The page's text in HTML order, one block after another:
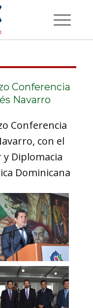
Conferencia
Navarro
Conferencia
con el
Diplomacia
Dominicana